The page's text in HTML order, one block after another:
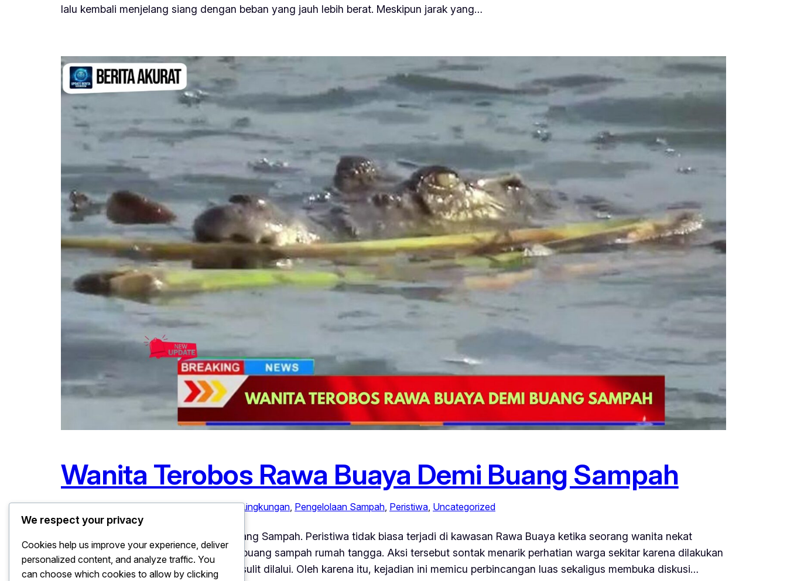
lalu kembali menjelang siang dengan beban yang jauh lebih berat. Meskipun jarak yang…
Wanita Terobos Rawa Buaya Demi Buang Sampah
Februari 3, 2026Keselamatan Lingkungan, Lingkungan, Pengelolaan Sampah, Peristiwa, Uncategorized
Wanita Terobos Rawa Buaya Demi Buang Sampah. Peristiwa tidak biasa terjadi di kawasan Rawa Buaya ketika seorang wanita nekat
menerobos area berlumpur demi membuang sampah rumah tangga. Aksi tersebut sontak menarik perhatian warga sekitar karena dilakukan
di lokasi yang dikenal berbahaya dan sulit dilalui. Oleh karena itu, kejadian ini memicu perbincangan luas sekaligus membuka diskusi…
We respect your privacy
Cookies help us improve your experience, deliver
personalized content, and analyze traffic. You
can choose which cookies to allow by clicking